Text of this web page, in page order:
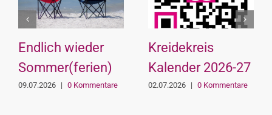
Endlich wieder
Sommer(ferien)
09.07.2026 | 0 Kommentare
Kreidekreis
Kalender 2026-27
02.07.2026 | 0 Kommentare